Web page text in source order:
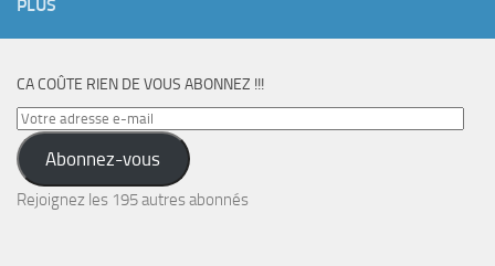
PLUS
CA COÛTE RIEN DE VOUS ABONNEZ !!!
Votre
adresse
e-
mail
Abonnez-vous
Rejoignez les 195 autres abonnés